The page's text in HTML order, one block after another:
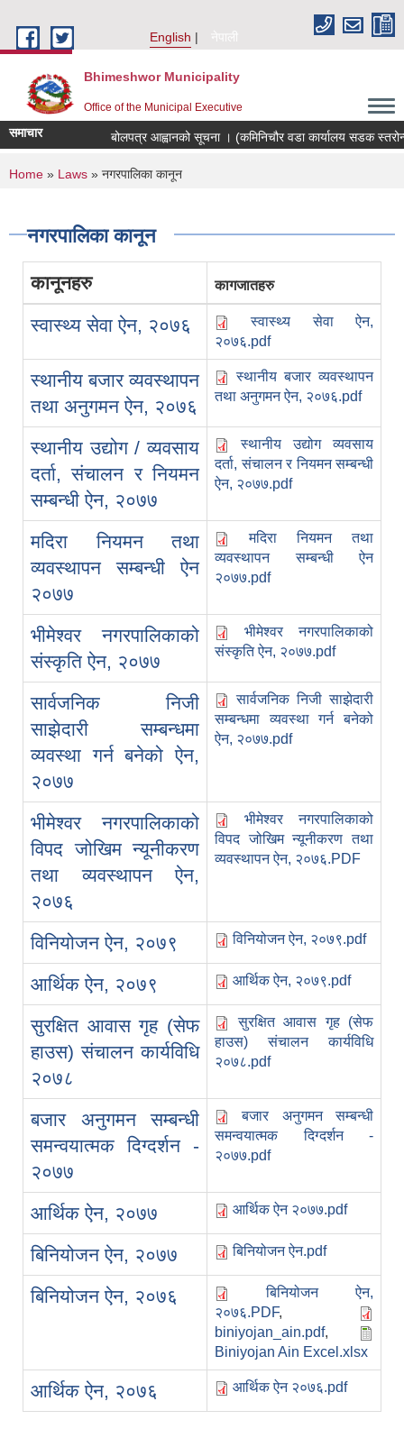
English
नेपाली
Bhimeshwor Municipality
Office of the Municipal Executive
समाचार बोलपत्र आह्वानको सूचना । (कमिनिचौर वडा कार्यालय सडक
You are here
Home » Laws » नगरपालिका कानून
नगरपालिका कानून
कानूनहरु कागजातहरु
स्वास्थ्य सेवा ऐन, २०७६
स्वास्थ्य सेवा ऐन,
२०७६.pdf
स्थानीय बजार व्यवस्थापन
तथा अनुगमन ऐन, २०७६
स्थानीय बजार व्यवस्थापन
तथा अनुगमन ऐन, २०७६.pdf
स्थानीय उद्योग / व्यवसाय
दर्ता, संचालन र नियमन
सम्बन्धी ऐन, २०७७
स्थानीय उद्योग व्यवसाय
दर्ता, संचालन र नियमन सम्बन्धी
ऐन, २०७७.pdf
मदिरा नियमन तथा
व्यवस्थापन सम्बन्धी ऐन
२०७७
मदिरा नियमन तथा
व्यवस्थापन सम्बन्धी ऐन
२०७७.pdf
भीमेश्वर नगरपालिकाको
संस्कृति ऐन, २०७७
भीमेश्वर नगरपालिकाको
संस्कृति ऐन, २०७७.pdf
सार्वजनिक निजी
साझेदारी सम्बन्धमा
व्यवस्था गर्न बनेको ऐन,
२०७७
सार्वजनिक निजी साझेदारी
सम्बन्धमा व्यवस्था गर्न बनेको
ऐन, २०७७.pdf
भीमेश्वर नगरपालिकाको
विपद जोखिम न्यूनीकरण
तथा व्यवस्थापन ऐन,
२०७६
भीमेश्वर नगरपालिकाको
विपद जोखिम न्यूनीकरण तथा
व्यवस्थापन ऐन, २०७६.PDF
विनियोजन ऐन, २०७९ विनियोजन ऐन, २०७९.pdf
आर्थिक ऐन, २०७९ आर्थिक ऐन, २०७९.pdf
सुरक्षित आवास गृह (सेफ
हाउस) संचालन कार्यविधि
२०७८
सुरक्षित आवास गृह (सेफ
हाउस) संचालन कार्यविधि
२०७८.pdf
बजार अनुगमन सम्बन्धी
समन्वयात्मक दिग्दर्शन -
२०७७
बजार अनुगमन सम्बन्धी
समन्वयात्मक दिग्दर्शन -
२०७७.pdf
आर्थिक ऐन, २०७७ आर्थिक ऐन २०७७.pdf
बिनियोजन ऐन, २०७७ बिनियोजन ऐन.pdf
बिनियोजन ऐन, २०७६
बिनियोजन ऐन,
२०७६.PDF,
biniyojan_ain.pdf,
Biniyojan Ain Excel.xlsx
आर्थिक ऐन, २०७६ आर्थिक ऐन २०७६.pdf